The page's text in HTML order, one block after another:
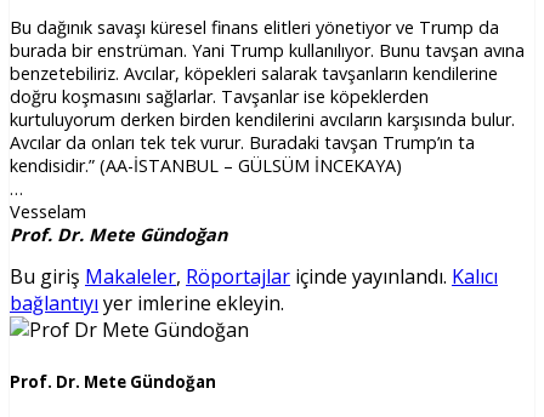
Bu dağınık savaşı küresel finans elitleri yönetiyor ve Trump da
burada bir enstrüman. Yani Trump kullanılıyor. Bunu tavşan avına
benzetebiliriz. Avcılar, köpekleri salarak tavşanların kendilerine
doğru koşmasını sağlarlar. Tavşanlar ise köpeklerden
kurtuluyorum derken birden kendilerini avcıların karşısında bulur.
Avcılar da onları tek tek vurur. Buradaki tavşan Trump’ın ta
kendisidir.” (AA-İSTANBUL – GÜLSÜM İNCEKAYA)
…
Vesselam
Prof. Dr. Mete Gündoğan
Bu giriş Makaleler, Röportajlar içinde yayınlandı. Kalıcı
bağlantıyı yer imlerine ekleyin.
Prof. Dr. Mete Gündoğan